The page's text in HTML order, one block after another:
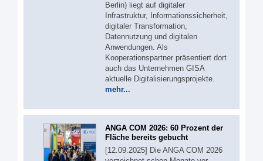
Berlin) liegt auf digitaler
Infrastruktur, Informationssicherheit,
digitaler Transformation,
Datennutzung und digitalen
Anwendungen. Als
Kooperationspartner präsentiert dort
auch das Unternehmen GISA
aktuelle Digitalisierungsprojekte.
mehr...
ANGA COM 2026: 60 Prozent der
Fläche bereits gebucht
[12.09.2025] Die ANGA COM 2026